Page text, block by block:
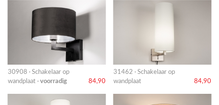
30908 · Schakelaar op
wandplaat · voorradig 84,90
31462 · Schakelaar op
wandplaat
84,90